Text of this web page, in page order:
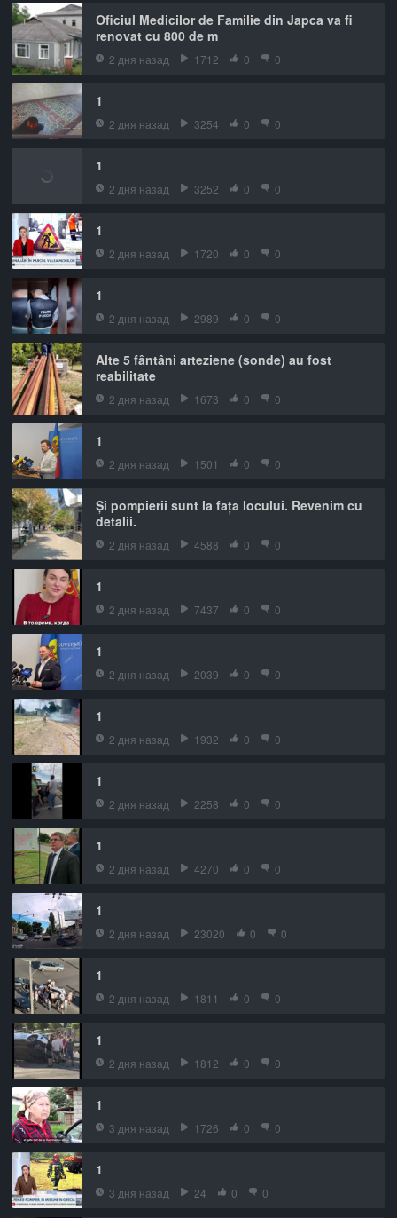
Oficiul Medicilor de Familie din Japca va fi
renovat cu 800 de m
2 дня назад 1712 0 0
1
2 дня назад 3254 0 0
1
2 дня назад 3252 0 0
1
2 дня назад 1720 0 0
1
2 дня назад 2989 0 0
Alte 5 fântâni arteziene (sonde) au fost
reabilitate
2 дня назад 1673 0 0
1
2 дня назад 1501 0 0
Și pompierii sunt la fața locului. Revenim cu
detalii.
2 дня назад 4588 0 0
1
2 дня назад 7437 0 0
1
2 дня назад 2039 0 0
1
2 дня назад 1932 0 0
1
2 дня назад 2258 0 0
1
2 дня назад 4270 0 0
1
2 дня назад 23020 0 0
1
2 дня назад 1811 0 0
1
2 дня назад 1812 0 0
1
3 дня назад 1726 0 0
1
3 дня назад 24 0 0